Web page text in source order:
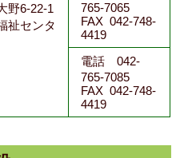
野6-22-1
祉センタ
765-7065
FAX 042-748-
4419
電話 042-
765-7085
FAX 042-748-
4419